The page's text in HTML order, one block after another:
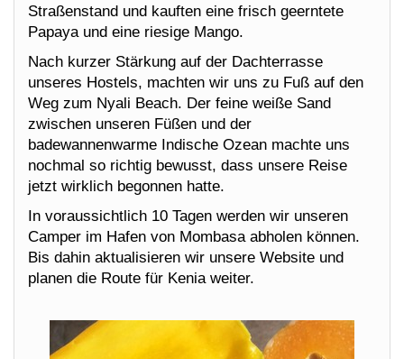
Straßenstand und kauften eine frisch geerntete
Papaya und eine riesige Mango.
Nach kurzer Stärkung auf der Dachterrasse
unseres Hostels, machten wir uns zu Fuß auf den
Weg zum Nyali Beach. Der feine weiße Sand
zwischen unseren Füßen und der
badewannenwarme Indische Ozean machte uns
nochmal so richtig bewusst, dass unsere Reise
jetzt wirklich begonnen hatte.
In voraussichtlich 10 Tagen werden wir unseren
Camper im Hafen von Mombasa abholen können.
Bis dahin aktualisieren wir unsere Website und
planen die Route für Kenia weiter.